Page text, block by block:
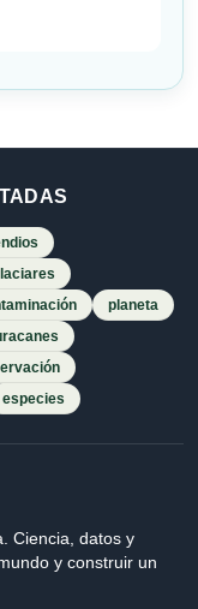
planeta
especies
Ciencia, datos y
y construir un